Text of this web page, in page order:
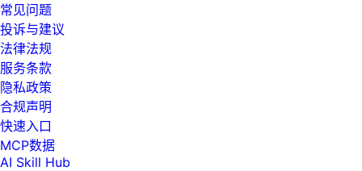
常见问题
投诉与建议
法律法规
服务条款
隐私政策
合规声明
快速入口
MCP数据
AI Skill Hub